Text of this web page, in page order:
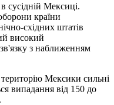
сусідній Мексиці.
країни
східних штатів
високий
з наближенням
Мексики сильні
випадання від 150 до